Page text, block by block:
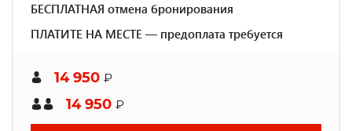
БЕСПЛАТНАЯ отмена бронирования
ПЛАТИТЕ НА МЕСТЕ — предоплата требуется
14 950 ₽
14 950 ₽